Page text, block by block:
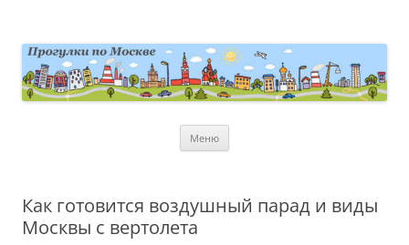
Меню
Как готовится воздушный парад и виды
Москвы с вертолета